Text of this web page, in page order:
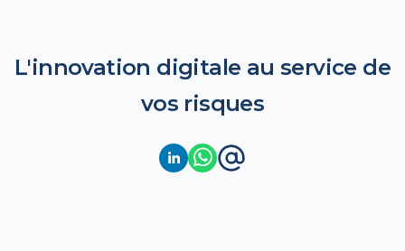
L'innovation digitale au service de
vos risques